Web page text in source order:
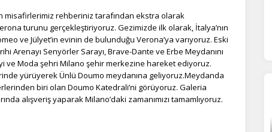
yönetimi, güvenlik ve temel site işlevleri için gereklidir. Bu
olmadan site düzgün çalışmaz ve devre dışı bırakılamaz.
Çerezleri
siteyi nasıl kullandığını anonim olarak ölçeriz. Hangi
popüler olduğunu ve kullanıcıların nerede zorluk yaşadığını
misafirlerimiz rehberiniz tarafından ekstra olarak
turunu gerçekleştiriyoruz. Gezimizde ilk olarak, İtalya’nın
ve Jülyet’in evinin de bulunduğu Verona’ya varıyoruz. Eski
Arenayı Senyörler Sarayı, Brave-Dante ve Erbe Meydanını
ve Moda şehri Milano şehir merkezine hareket ediyoruz.
yürüyerek Ünlü Doumo meydanına geliyoruz.Meydanda
biri olan Doumo Katedrali’ni görüyoruz. Galeria
alışveriş yaparak Milano’daki zamanımızı tamamlıyoruz.